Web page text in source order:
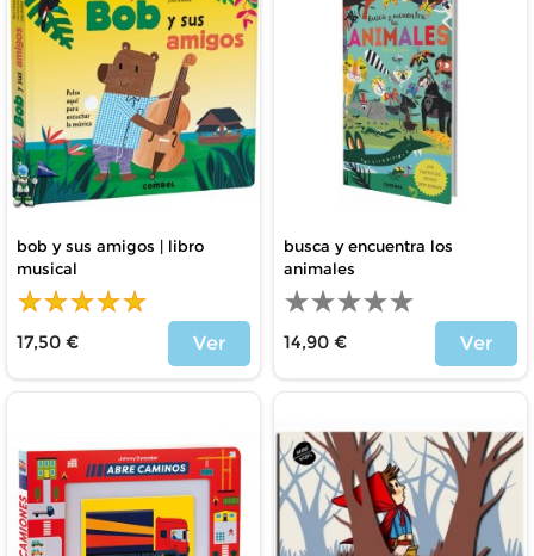
bob y sus amigos | libro
musical
17,50 €
Ver
busca y encuentra los
animales
14,90 €
Ver